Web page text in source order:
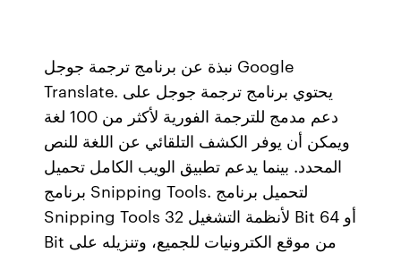
نبذة عن برنامج ترجمة جوجل Google
Translate. يحتوي برنامج ترجمة جوجل على
دعم مدمج للترجمة الفورية لأكثر من 100 لغة
ويمكن أن يوفر الكشف التلقائي عن اللغة للنص
المحدد. بينما يدعم تطبيق الويب الكامل تحميل
برنامج Snipping Tools. لتحميل برنامج
Snipping Tools لأنظمة التشغيل 32 Bit أو 64
Bit من موقع الكترونيات للجميع، وتنزيله على